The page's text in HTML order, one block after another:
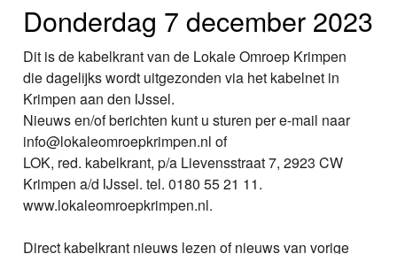
Video
Webcam
Info
Donderdag 7 december 2023
Dit is de kabelkrant van de Lokale Omroep Krimpen
die dagelijks wordt uitgezonden via het kabelnet in
Krimpen aan den IJssel.
Nieuws en/of berichten kunt u sturen per e-mail naar
info@lokaleomroepkrimpen.nl of
LOK, red. kabelkrant, p/a Lievensstraat 7, 2923 CW
Krimpen a/d IJssel. tel. 0180 55 21 11.
www.lokaleomroepkrimpen.nl.
Direct kabelkrant nieuws lezen of nieuws van vorige